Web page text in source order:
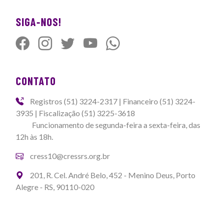
SIGA-NOS!
CONTATO
Registros (51) 3224-2317 | Financeiro (51) 3224-
3935 | Fiscalização (51) 3225-3618
Funcionamento de segunda-feira a sexta-feira, das
12h às 18h.
cress10@cressrs.org.br
201, R. Cel. André Belo, 452 - Menino Deus, Porto
Alegre - RS, 90110-020